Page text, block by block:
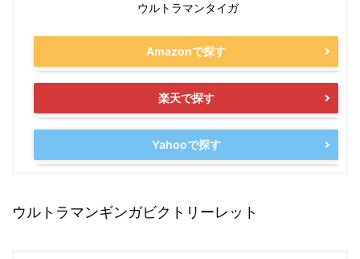
ウルトラマンタイガ
Amazonで探す
楽天で探す
Yahooで探す
ウルトラマンギンガビクトリーレット